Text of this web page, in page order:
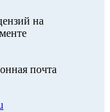
на
почта